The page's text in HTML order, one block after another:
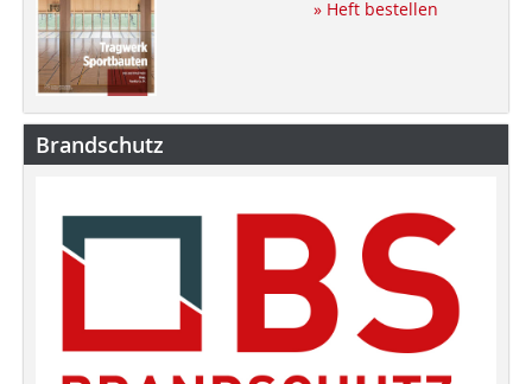
» Heft bestellen
Brandschutz